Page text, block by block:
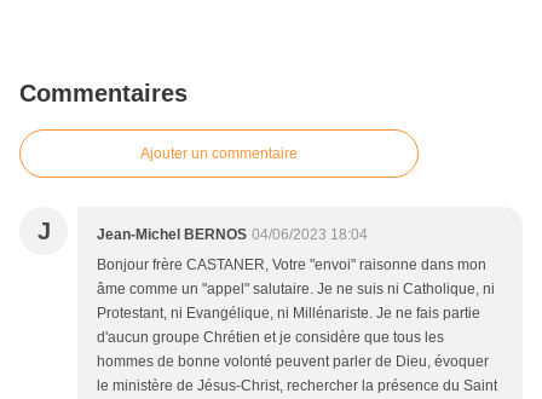
Commentaires
Ajouter un commentaire
J Jean-Michel BERNOS 04/06/2023 18:04
Bonjour frère CASTANER, Votre "envoi" raisonne dans mon
âme comme un "appel" salutaire. Je ne suis ni Catholique, ni
Protestant, ni Evangélique, ni Millénariste. Je ne fais partie
d'aucun groupe Chrétien et je considère que tous les
hommes de bonne volonté peuvent parler de Dieu, évoquer
le ministère de Jésus-Christ, rechercher la présence du Saint